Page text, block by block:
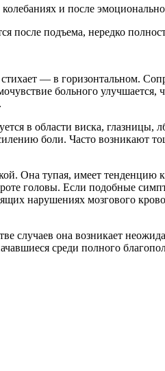
и после
после подъема, нередко
— в горизонтальном.
больного улучшается,
в области виска, глазницы,
боли. Часто возникают
Она тупая, имеет
головы. Если подобные
нарушениях мозгового
она возникает
среди полного